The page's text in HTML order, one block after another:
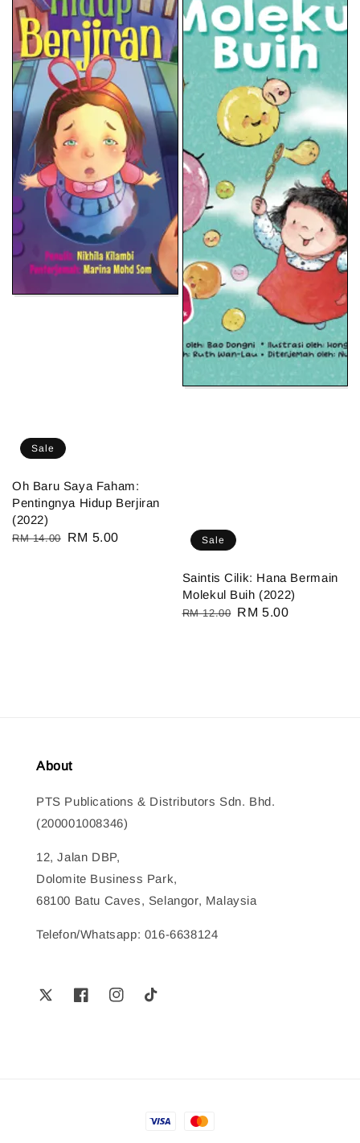
Sale
Oh Baru Saya Faham:
Pentingnya Hidup Berjiran
(2022)
Regular
RM 14.00
Sale
RM 5.00 Sale
Saintis Cilik: Hana Bermain
Molekul Buih (2022)
Regular
RM 12.00 Sale
RM 5.00
About
PTS Publications & Distributors Sdn. Bhd.
(200001008346)
12, Jalan DBP,
Dolomite Business Park,
68100 Batu Caves, Selangor, Malaysia
Telefon/Whatsapp: 016-6638124